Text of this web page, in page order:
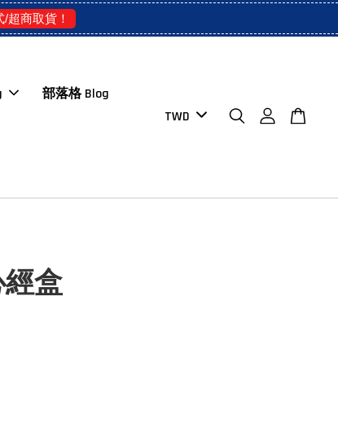
超商取貨！
部落格 Blog
盒